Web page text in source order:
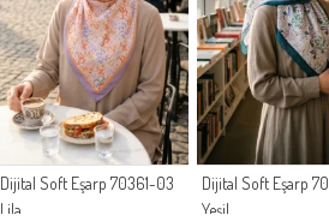
Dijital Soft Eşarp 70361-03
Lila
Dijital Soft Eşarp
Yeşil